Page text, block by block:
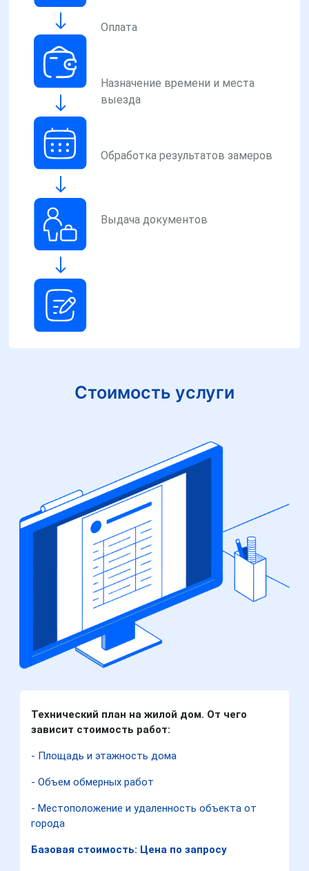
Оплата
Назначение времени и места
выезда
Обработка результатов замеров
Выдача документов
Стоимость услуги
Технический план на жилой дом. От чего
зависит стоимость работ:
- Площадь и этажность дома
- Объем обмерных работ
- Местоположение и удаленность объекта от
города
Базовая стоимость: Цена по запросу